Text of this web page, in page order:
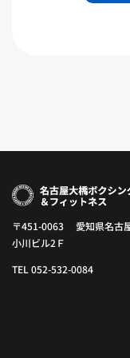
〒451-0063 愛知県名古
小川ビル2Ｆ
TEL 052-532-0084